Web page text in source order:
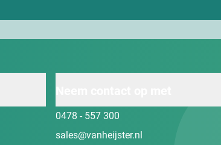
0478 - 557 300
sales@vanheijster.nl